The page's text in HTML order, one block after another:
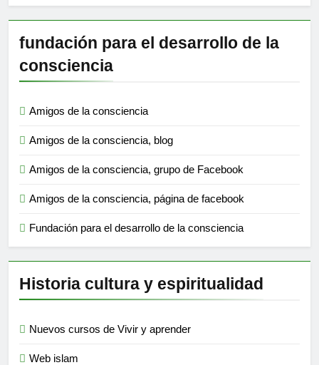
fundación para el desarrollo de la
consciencia
Amigos de la consciencia
Amigos de la consciencia, blog
Amigos de la consciencia, grupo de Facebook
Amigos de la consciencia, página de facebook
Fundación para el desarrollo de la consciencia
Historia cultura y espiritualidad
Nuevos cursos de Vivir y aprender
Web islam